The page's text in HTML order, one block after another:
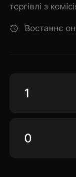
торгівлі з
Востаннє